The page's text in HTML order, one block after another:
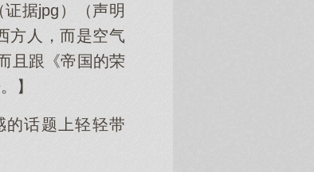
据jpg）（声明
方人，而是空气
且跟《帝国的荣
】
的话题上轻轻带